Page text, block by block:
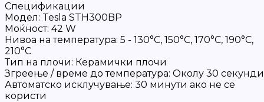
Спецификации
Модел: Tesla STH300BP
Моќност: 42 W
Нивоа на температура: 5 - 130°C, 150°C, 170°C, 190°C,
210°C
Тип на плочи: Керамички плочи
Згреење / време до температура: Околу 30 секунди
Автоматско исклучување: 30 минути ако не се
користи